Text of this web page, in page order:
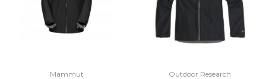
Mammut Outdoor Research